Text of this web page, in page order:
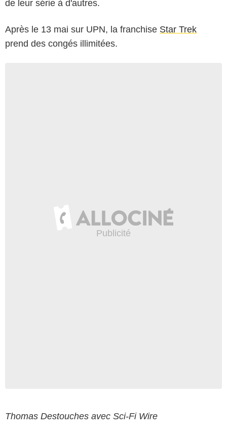
de leur série à d'autres.
Après le 13 mai sur UPN, la franchise Star Trek
prend des congés illimitées.
Thomas Destouches avec Sci-Fi Wire